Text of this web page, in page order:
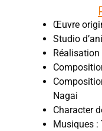
Œuvre
Studio
Nagai
Character
Musiques :